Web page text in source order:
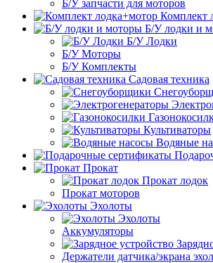
Б/У запчасти для моторов
Комплект
Б/У лодки и
Б/У Лодки
Б/У Моторы
Б/У Комплекты
Садовая техника
Культиваторы
Водяные
Прокат
Прокат лодок
Прокат моторов
Эхолоты
Эхолоты
Аккумуляторы
Держатели датчика/экрана